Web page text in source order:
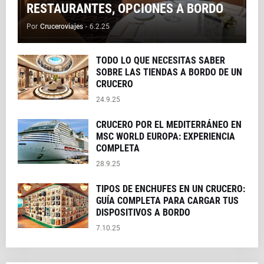
RESTAURANTES, OPCIONES A BORDO
Por Cruceroviajes - 6.2.25
TODO LO QUE NECESITAS SABER
SOBRE LAS TIENDAS A BORDO DE UN
CRUCERO
24.9.25
CRUCERO POR EL MEDITERRÁNEO EN
MSC WORLD EUROPA: EXPERIENCIA
COMPLETA
28.9.25
TIPOS DE ENCHUFES EN UN CRUCERO:
GUÍA COMPLETA PARA CARGAR TUS
DISPOSITIVOS A BORDO
7.10.25